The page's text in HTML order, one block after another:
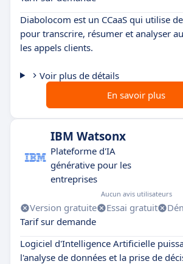
Diabolocom est un CCaaS qui utilise
pour transcrire, résumer et analyser
les appels clients.
Voir plus de détails
En savoir plus
IBM Watsonx
Plateforme d'IA
générative pour les
entreprises
Aucun avis utilisateurs
Version gratuite Essai gratuit
Tarif sur demande
Logiciel d'Intelligence Artificielle
l'analyse de données et la prise de